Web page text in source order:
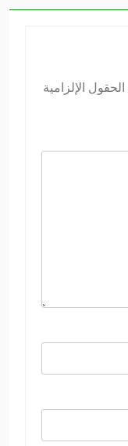
الحقول الإلزامية